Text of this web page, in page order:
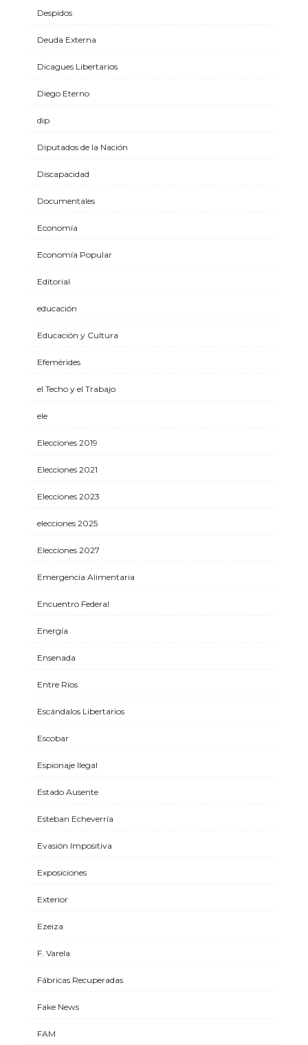
Despidos
Deuda Externa
Dicagues Libertarios
Diego Eterno
dip
Diputados de la Nación
Discapacidad
Documentales
Economía
Economía Popular
Editorial
educación
Educación y Cultura
Efemérides
el Techo y el Trabajo
ele
Elecciones 2019
Elecciones 2021
Elecciones 2023
elecciones 2025
Elecciones 2027
Emergencia Alimentaria
Encuentro Federal
Energía
Ensenada
Entre Ríos
Escándalos Libertarios
Escobar
Espionaje Ilegal
Estado Ausente
Esteban Echeverría
Evasión Impositiva
Exposiciones
Exterior
Ezeiza
F. Varela
Fábricas Recuperadas
Fake News
FAM